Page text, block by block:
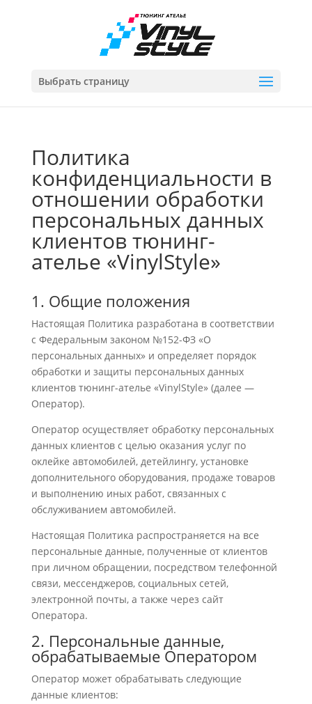
Выбрать страницу
Политика
конфиденциальности в
отношении обработки
персональных данных
клиентов тюнинг-
ателье «VinylStyle»
1. Общие положения
Настоящая Политика разработана в соответствии
с Федеральным законом №152-ФЗ «О
персональных данных» и определяет порядок
обработки и защиты персональных данных
клиентов тюнинг-ателье «VinylStyle» (далее —
Оператор).
Оператор осуществляет обработку персональных
данных клиентов с целью оказания услуг по
оклейке автомобилей, детейлингу, установке
дополнительного оборудования, продаже товаров
и выполнению иных работ, связанных с
обслуживанием автомобилей.
Настоящая Политика распространяется на все
персональные данные, полученные от клиентов
при личном обращении, посредством телефонной
связи, мессенджеров, социальных сетей,
электронной почты, а также через сайт
Оператора.
2. Персональные данные,
обрабатываемые Оператором
Оператор может обрабатывать следующие
данные клиентов: